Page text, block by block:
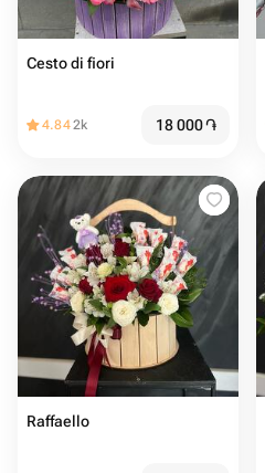
Cesto di fiori
4.842k 18 000֏
Raffaello